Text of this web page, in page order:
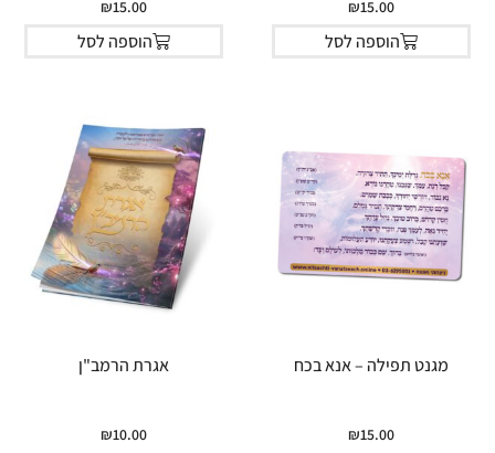
₪15.00
הוספה לסל
₪15.00
הוספה לסל
מגנט תפילה – אנא בכח
₪15.00
אגרת הרמב"ן
₪10.00